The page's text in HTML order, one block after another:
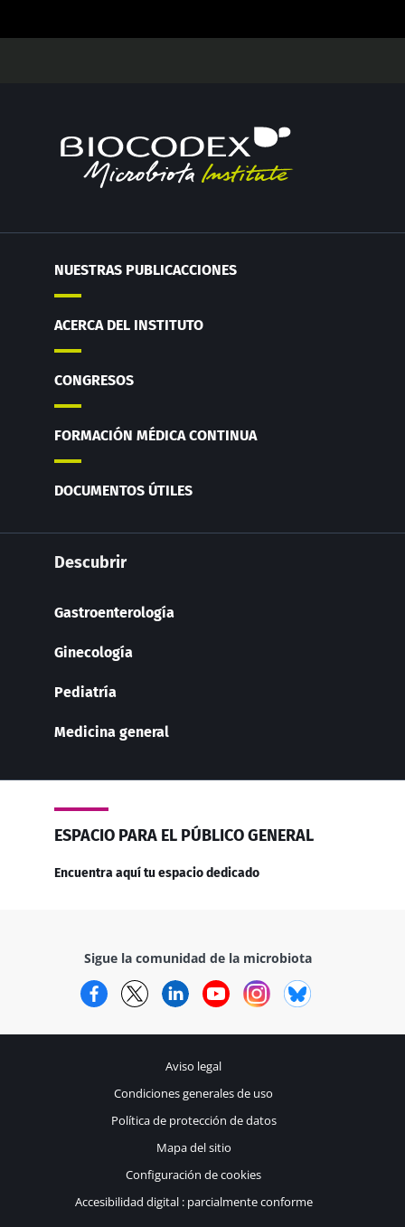
NUESTRAS PUBLICACCIONES
ACERCA DEL INSTITUTO
CONGRESOS
FORMACIÓN MÉDICA CONTINUA
DOCUMENTOS ÚTILES
Descubrir
Gastroenterología
Ginecología
Pediatría
Medicina general
ESPACIO PARA EL PÚBLICO GENERAL
Encuentra aquí tu espacio dedicado
Sigue la comunidad de la microbiota
FacebookTwitterLinkedInYouTubeInstagram
Aviso legal
Condiciones generales de uso
Política de protección de datos
Mapa del sitio
Configuración de cookies
Accesibilidad digital : parcialmente conforme